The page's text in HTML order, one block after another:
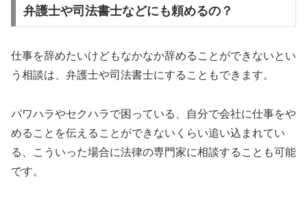
弁護士や司法書士などにも頼めるの？
仕事を辞めたいけどもなかなか辞めることができないとい
う相談は、弁護士や司法書士にすることもできます。
パワハラやセクハラで困っている、自分で会社に仕事をや
めることを伝えることができないくらい追い込まれてい
る、こういった場合に法律の専門家に相談することも可能
です。